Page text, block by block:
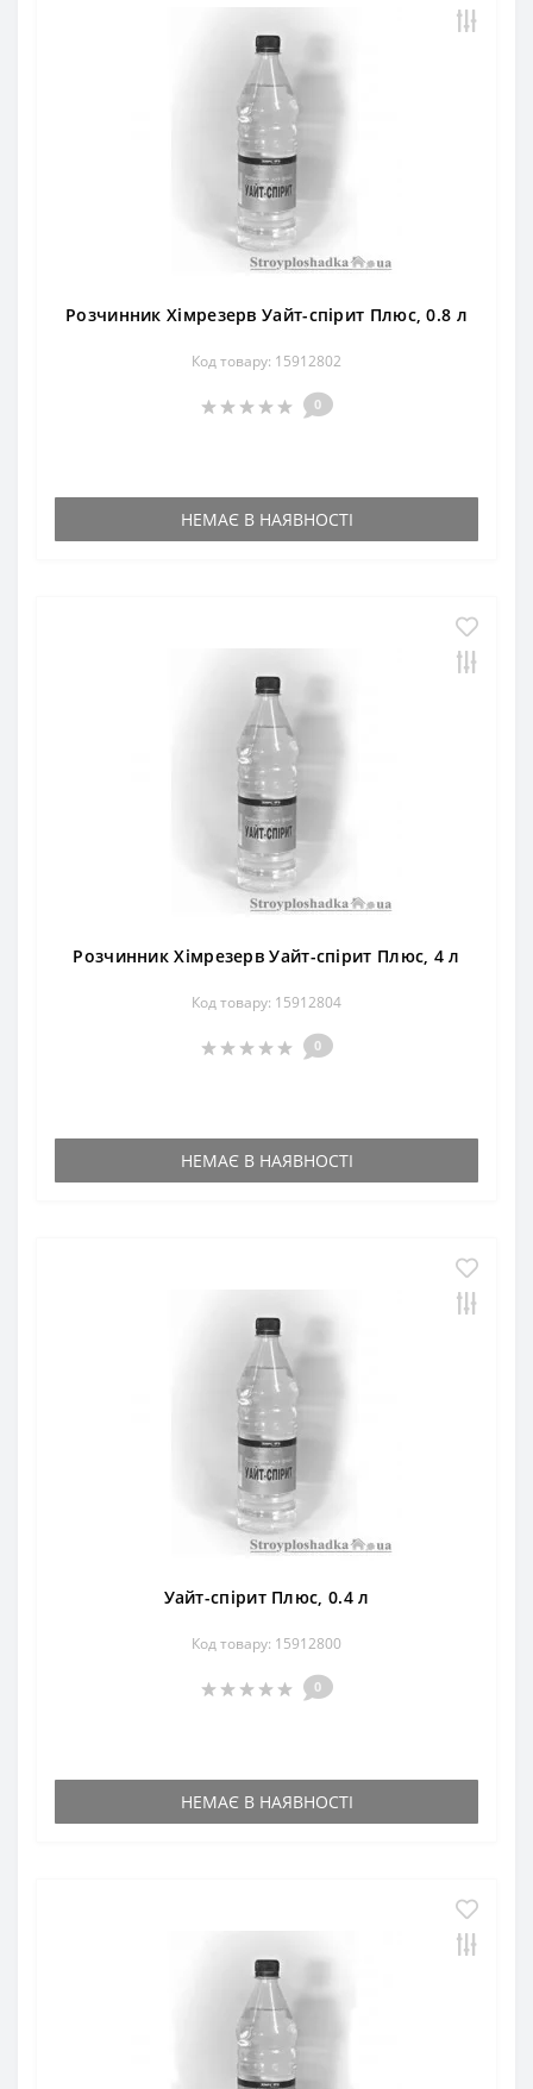
Розчинник Хімрезерв Уайт-спірит Плюс, 0.8 л
Код товару: 15912802
0
НЕМАЄ В НАЯВНОСТІ
Розчинник Хімрезерв Уайт-спірит Плюс, 4 л
Код товару: 15912804
0
НЕМАЄ В НАЯВНОСТІ
Уайт-спірит Плюс, 0.4 л
Код товару: 15912800
0
НЕМАЄ В НАЯВНОСТІ